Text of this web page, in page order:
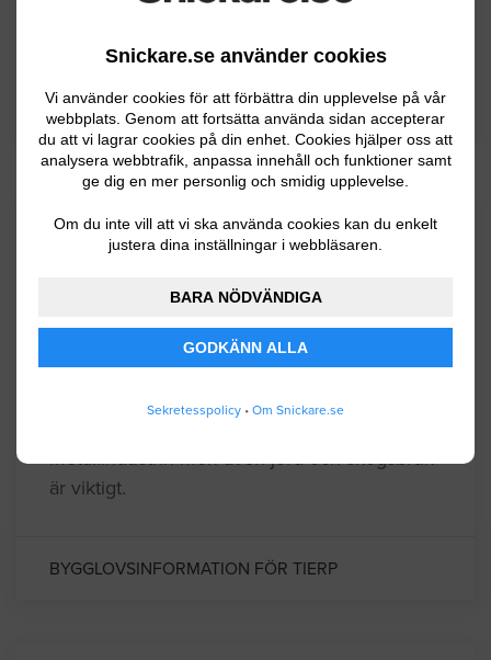
Snickare.se använder cookies
Vi använder cookies för att förbättra din upplevelse på vår
webbplats. Genom att fortsätta använda sidan accepterar
du att vi lagrar cookies på din enhet. Cookies hjälper oss att
analysera webbtrafik, anpassa innehåll och funktioner samt
ge dig en mer personlig och smidig upplevelse.
Om du inte vill att vi ska använda cookies kan du enkelt
justera dina inställningar i webbläsaren.
BARA NÖDVÄNDIGA
GODKÄNN ALLA
Sekretesspolicy • Om Snickare.se
Älvkarleby
Östhammar
Kommuninformation
Tierp är en liten kustkommun belägen i
Uppland som har ca 5300 invånare. I
anslutning till kommunen rinner Dalälven och
metallindustrin men även jord och skogsbruk
är viktigt.
BYGGLOVSINFORMATION FÖR TIERP